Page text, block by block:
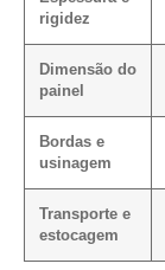
rigidez
Dimensão do
painel
Bordas e
usinagem
Transporte e
estocagem